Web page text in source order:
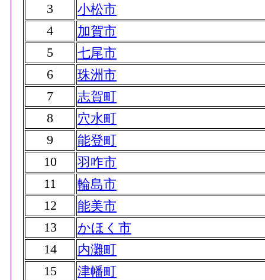
3
小松市
4
加賀市
5
七尾市
6
珠洲市
7
志賀町
8
穴水町
9
能登町
10
羽咋市
11
輪島市
12
能美市
13
かほく市
14
内灘町
15
津幡町